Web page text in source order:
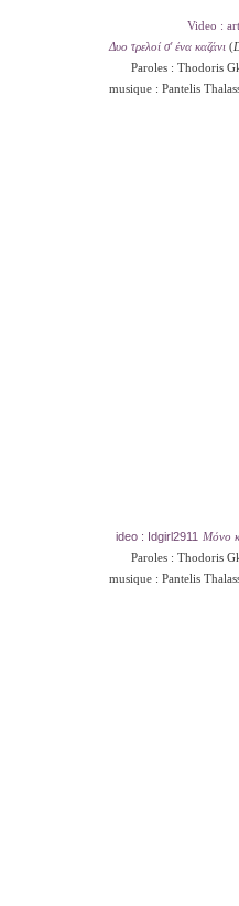
Video :
Δυο τρελοί σ' ένα καζάνι(
Paroles : Thodoris
musique : Pantelis
ideo : Idgirl2911
Μόνο
Paroles : Thodoris
musique : Pantelis